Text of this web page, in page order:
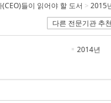
들이 읽어야 할 도서 > 2015
다른 전문기관 추
2014년